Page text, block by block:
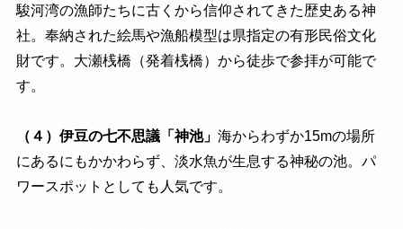
駿河湾の漁師たちに古くから信仰されてきた歴史ある神
社。奉納された絵馬や漁船模型は県指定の有形民俗文化
財です。大瀬桟橋（発着桟橋）から徒歩で参拝が可能で
す。
（４）伊豆の七不思議「神池」 海からわずか15mの場所
にあるにもかかわらず、淡水魚が生息する神秘の池。パ
ワースポットとしても人気です。